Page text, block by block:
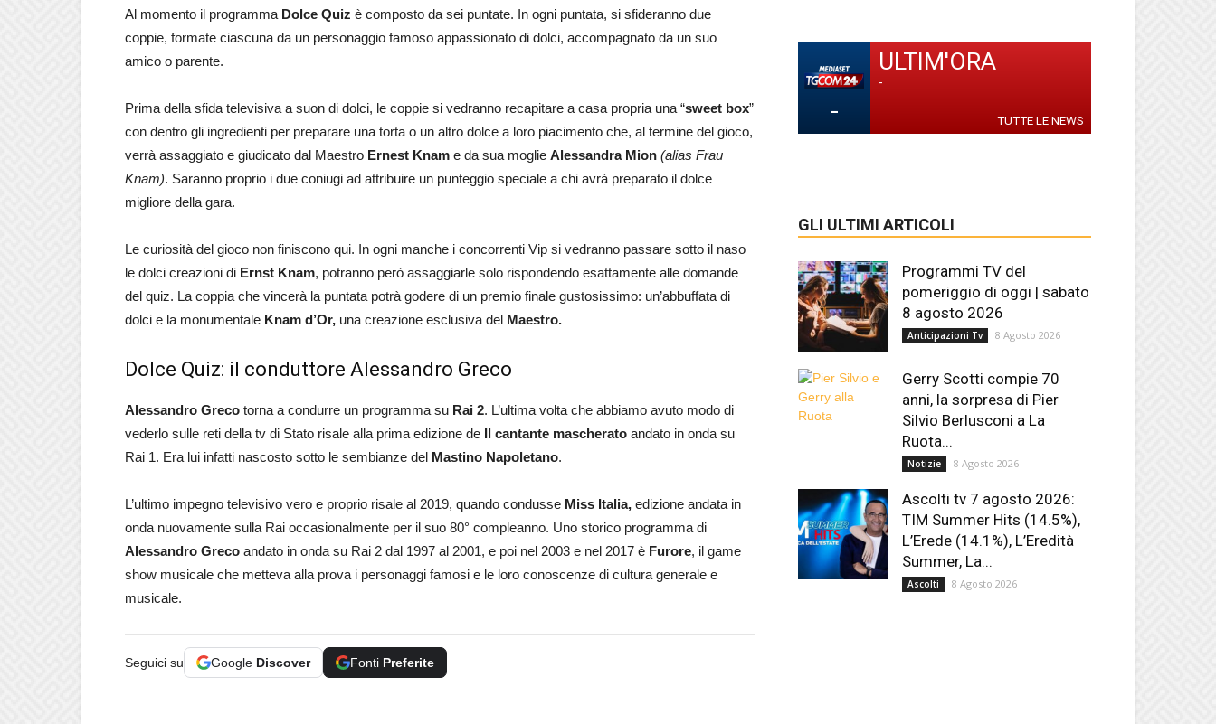
Al momento il programma Dolce Quiz è composto da sei puntate. In ogni puntata, si sfideranno due
coppie, formate ciascuna da un personaggio famoso appassionato di dolci, accompagnato da un suo
amico o parente.
Prima della sfida televisiva a suon di dolci, le coppie si vedranno recapitare a casa propria una “sweet box”
con dentro gli ingredienti per preparare una torta o un altro dolce a loro piacimento che, al termine del gioco,
verrà assaggiato e giudicato dal Maestro Ernest Knam e da sua moglie Alessandra Mion (alias Frau
Knam). Saranno proprio i due coniugi ad attribuire un punteggio speciale a chi avrà preparato il dolce
migliore della gara.
Le curiosità del gioco non finiscono qui. In ogni manche i concorrenti Vip si vedranno passare sotto il naso
le dolci creazioni di Ernst Knam, potranno però assaggiarle solo rispondendo esattamente alle domande
del quiz. La coppia che vincerà la puntata potrà godere di un premio finale gustosissimo: un’abbuffata di
dolci e la monumentale Knam d’Or, una creazione esclusiva del Maestro.
Dolce Quiz: il conduttore Alessandro Greco
Alessandro Greco torna a condurre un programma su Rai 2. L’ultima volta che abbiamo avuto modo di
vederlo sulle reti della tv di Stato risale alla prima edizione de Il cantante mascherato andato in onda su
Rai 1. Era lui infatti nascosto sotto le sembianze del Mastino Napoletano.
L’ultimo impegno televisivo vero e proprio risale al 2019, quando condusse Miss Italia, edizione andata in
onda nuovamente sulla Rai occasionalmente per il suo 80° compleanno. Uno storico programma di
Alessandro Greco andato in onda su Rai 2 dal 1997 al 2001, e poi nel 2003 e nel 2017 è Furore, il game
show musicale che metteva alla prova i personaggi famosi e le loro conoscenze di cultura generale e
musicale.
Seguici su Google Discover Fonti Preferite
-
ULTIM'ORA
-
TUTTE LE NEWS
GLI ULTIMI ARTICOLI
Programmi TV del
pomeriggio di oggi | sabato
8 agosto 2026
Anticipazioni Tv 8 Agosto 2026
Gerry Scotti compie 70
anni, la sorpresa di Pier
Silvio Berlusconi a La
Ruota...
Notizie 8 Agosto 2026
Ascolti tv 7 agosto 2026:
TIM Summer Hits (14.5%),
L’Erede (14.1%), L’Eredità
Summer, La...
Ascolti 8 Agosto 2026